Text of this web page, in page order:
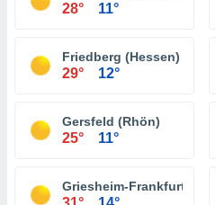
28° 11°
Friedberg (Hessen)
29° 12°
Gersfeld (Rhön)
25° 11°
Griesheim-Frankfurt